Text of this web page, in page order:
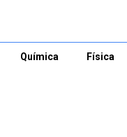
Química Física